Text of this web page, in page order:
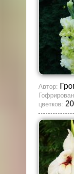
Автор:
цветков: